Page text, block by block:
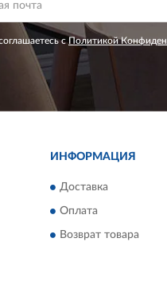
сПолитикой
ИНФОРМАЦИЯ
Доставка
Оплата
Возврат товара